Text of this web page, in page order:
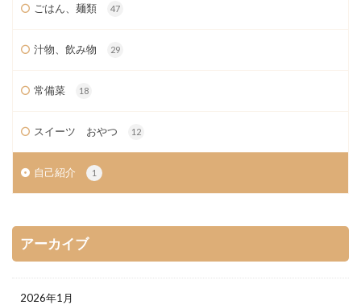
ごはん、麺類 47
汁物、飲み物 29
常備菜 18
スイーツ おやつ 12
自己紹介 1
アーカイブ
2026年1月